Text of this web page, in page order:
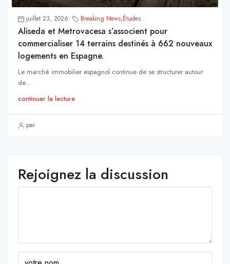
juillet 23, 2026 Breaking News,Études
Aliseda et Metrovacesa s’associent pour
commercialiser 14 terrains destinés à 662 nouveaux
logements en Espagne.
Le marché immobilier espagnol continue de se structurer autour
de...
continuer la lecture
par
Rejoignez la discussion